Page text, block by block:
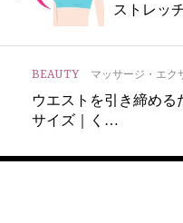
ストレッ
BEAUTY マッサージ・エク
ウエストを引き締める
サイズ｜く…